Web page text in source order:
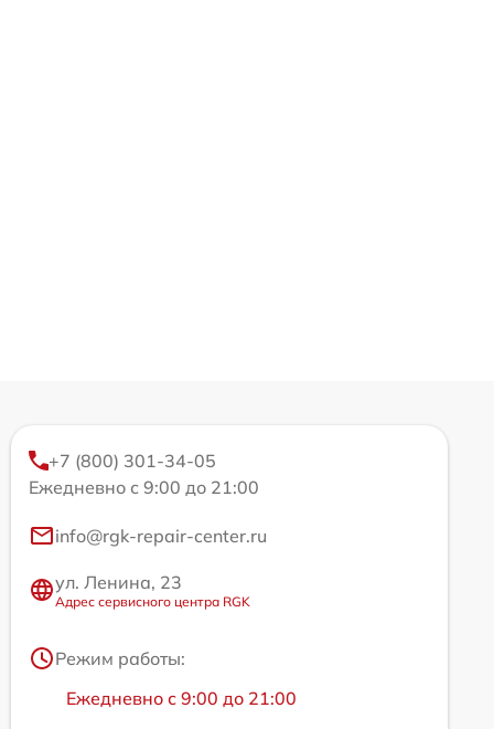
+7 (800) 301-34-05
Ежедневно с 9:00 до 21:00
info@rgk-repair-center.ru
ул. Ленина, 23
Адрес сервисного центра RGK
Режим работы:
Ежедневно с 9:00 до 21:00